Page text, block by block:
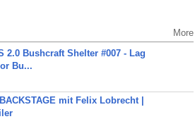
More
2.0 Bushcraft Shelter #007 - Lag
Bu...
mit Felix Lobrecht |